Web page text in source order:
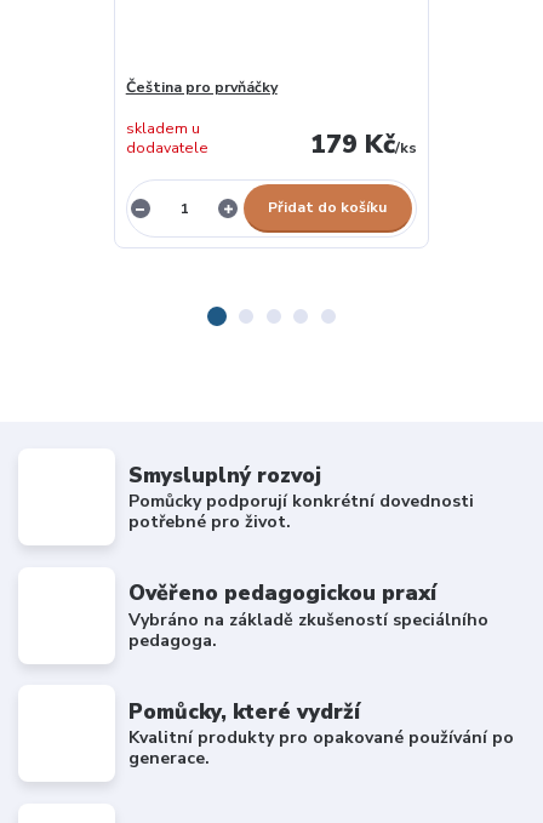
Čeština pro prvňáčky
179 Kč/ks
skladem u
dodavatele
Přidat do košíku
Smysluplný rozvoj
Pomůcky podporují konkrétní dovednosti
potřebné pro život.
Ověřeno pedagogickou praxí
Vybráno na základě zkušeností speciálního
pedagoga.
Pomůcky, které vydrží
Kvalitní produkty pro opakované používání po
generace.